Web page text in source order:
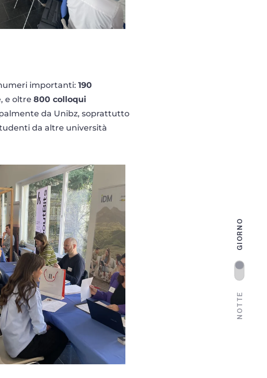
importanti: 190
e oltre 800 colloqui
da Unibz, soprattutto
da altre università
NOTTE
GIORNO